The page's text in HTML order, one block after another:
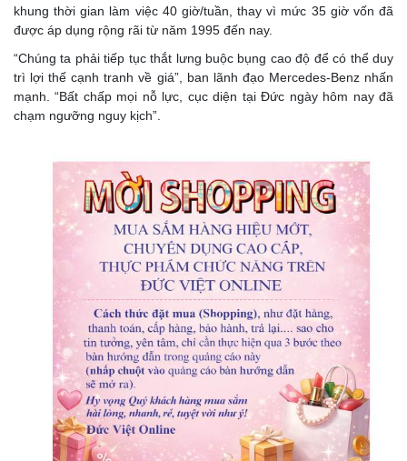
khung thời gian làm việc 40 giờ/tuần, thay vì mức 35 giờ vốn đã
được áp dụng rộng rãi từ năm 1995 đến nay.
“Chúng ta phải tiếp tục thắt lưng buộc bụng cao độ để có thể duy
trì lợi thế cạnh tranh về giá”, ban lãnh đạo Mercedes-Benz nhấn
mạnh. “Bất chấp mọi nỗ lực, cục diện tại Đức ngày hôm nay đã
chạm ngưỡng nguy kịch”.